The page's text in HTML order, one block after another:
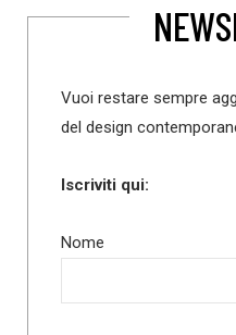
Vuoi restare sempre
del design
Iscriviti qui:
Nome